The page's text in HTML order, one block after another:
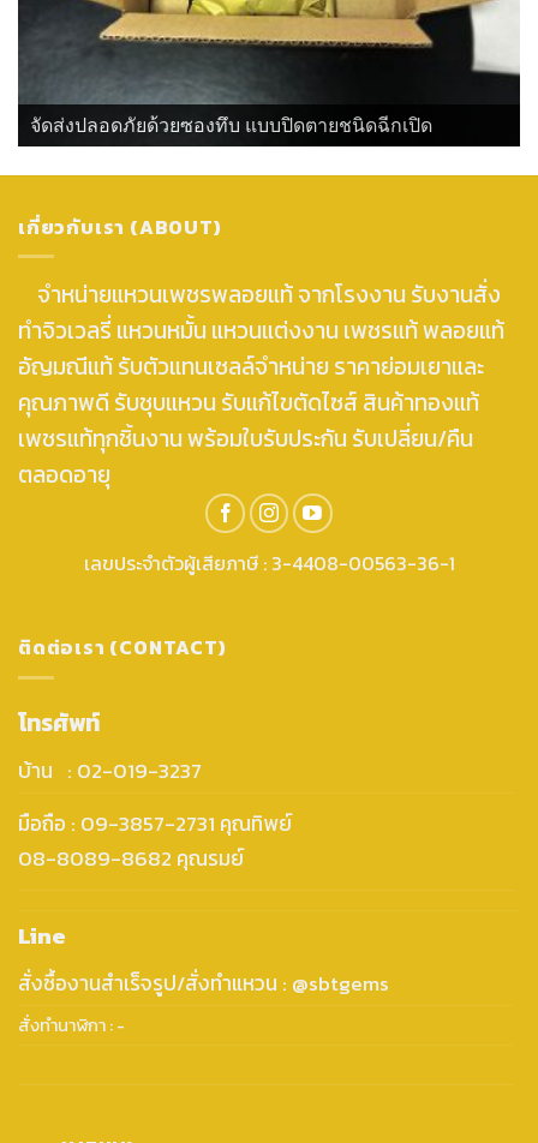
จัดส่งปลอดภัยด้วยซองทึบ แบบปิดตายชนิดฉีกเปิด
เกี่ยวกับเรา (ABOUT)
จำหน่ายแหวนเพชรพลอยแท้ จากโรงงาน รับงานสั่ง
ทำจิวเวลรี่ แหวนหมั้น แหวนแต่งงาน เพชรแท้ พลอยแท้
อัญมณีแท้ รับตัวแทนเซลล์จำหน่าย ราคาย่อมเยาและ
คุณภาพดี รับชุบแหวน รับแก้ไขตัดไซส์ สินค้าทองแท้
เพชรแท้ทุกชิ้นงาน พร้อมใบรับประกัน รับเปลี่ยน/คืน
ตลอดอายุ
เลขประจำตัวผู้เสียภาษี : 3-4408-00563-36-1
ติดต่อเรา (CONTACT)
โทรศัพท์
บ้าน : 02-019-3237
มือถือ : 09-3857-2731 คุณทิพย์
08-8089-8682 คุณรมย์
Line
สั่งซื้องานสำเร็จรูป/สั่งทำแหวน : @sbtgems
สั่งทำนาฬิกา : -